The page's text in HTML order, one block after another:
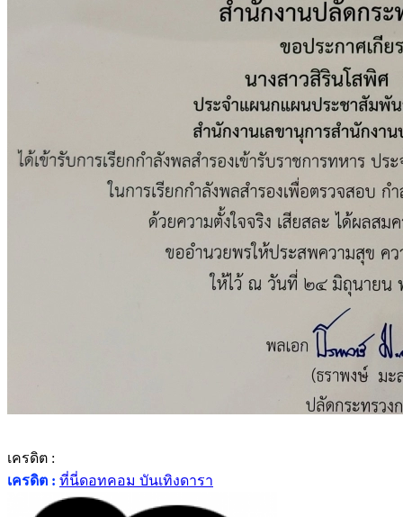
เครดิต :
เครดิต : ที่นี่ดอทคอม บันเทิงดารา